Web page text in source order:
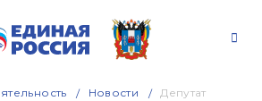
Новости
Депутат